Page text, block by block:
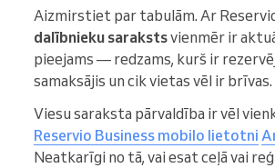
Aizmirstiet par tabulām. Ar
dalībnieku sarakstsvienmēr ir
pieejams — redzams, kurš ir
samaksājis un cik vietas vēl ir brīvas.
Viesu saraksta pārvaldība ir vēl
Reservio Business mobilo lietotni
Neatkarīgi no tā, vai esat ceļā vai